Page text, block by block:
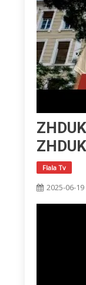
Flala Tv
2025-06-19